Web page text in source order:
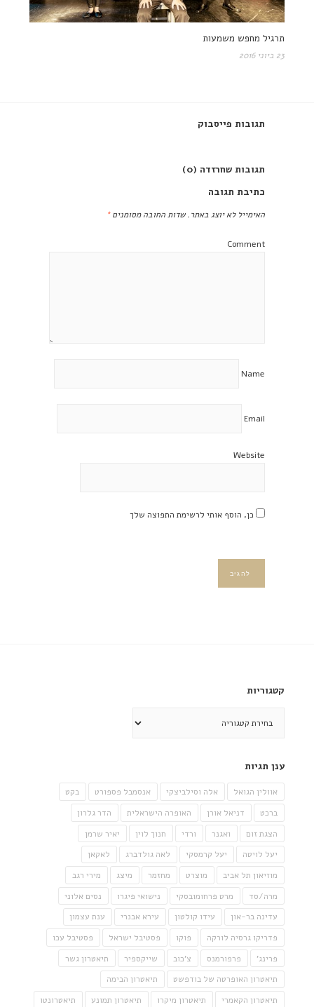
תרגיל מחפש משמעות
23 ביוני 2016
תגובות פייסבוק
תגובות שחרזדה (0)
כתיבת תגובה
האימייל לא יוצג באתר. שדות החובה מסומנים*
Comment
Name
Email
Website
כן, הוסף אותי לרשימת התפוצה שלך
קטגוריות
ענן תגיות
אוולין הגואל אלה וסילביצקי אנסמבל פספורט
בקט
ברכט
דניאל אורן האופרה הישראלית
הדר גלרון
הצגת זום
ואגנר ורדי חנוך לוין
יאיר שרמן
יעל לויטה
יעל קרמסקי לאה גולדברג
לאקאן
מוזיאון תל אביב
מוצרט מחזמר מיצג
מירי רגב
מרה/סד
מרט פרחומובסקי נישואי פיגרו
נסים אלוני
עדינה בר-און
עידו קולטון עירא אבנרי
ענת עצמון
פדריקו גרסיה לורקה
פוקו פסטיבל ישראל
פסטיבל עכו
פרינג'
פרפורמנס צ'כוב שייקספיר
תיאטרון גשר
תיאטרון האופרטה של בודפשט
תיאטרון הבימה
תיאטרון הקאמרי
תיאטרון מיקרו תיאטרון תמונע תיאטרונטו